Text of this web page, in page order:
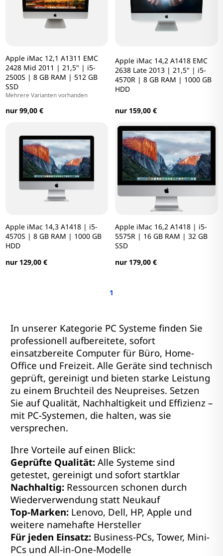
Apple iMac 12,1 A1311 EMC
2428 Mid 2011 | 21,5" | i5-
2500S | 8 GB RAM | 512 GB
SSD
Mehrere Varianten vorhanden
nur 99,00 €
Apple iMac 14,2 A1418 EMC
2638 Late 2013 | 21,5" | i5-
4570R | 8 GB RAM | 1000 GB
HDD
nur 159,00 €
Apple iMac 14,3 A1418 | i5-
4570S | 8 GB RAM | 1000 GB
HDD
nur 129,00 €
Apple iMac 16,2 A1418 | i5-
5575R | 16 GB RAM | 32 GB
SSD
nur 179,00 €
1
In unserer Kategorie PC Systeme finden Sie
professionell aufbereitete, sofort
einsatzbereite Computer für Büro, Home-
Office und Freizeit. Alle Geräte sind technisch
geprüft, gereinigt und bieten starke Leistung
zu einem Bruchteil des Neupreises. Setzen
Sie auf Qualität, Nachhaltigkeit und Effizienz –
mit PC-Systemen, die halten, was sie
versprechen.
Ihre Vorteile auf einen Blick:
Geprüfte Qualität: Alle Systeme sind
getestet, gereinigt und sofort startklar
Nachhaltig: Ressourcen schonen durch
Wiederverwendung statt Neukauf
Top-Marken: Lenovo, Dell, HP, Apple und
weitere namehafte Hersteller
Für jeden Einsatz: Business-PCs, Tower, Mini-
PCs und All-in-One-Modelle